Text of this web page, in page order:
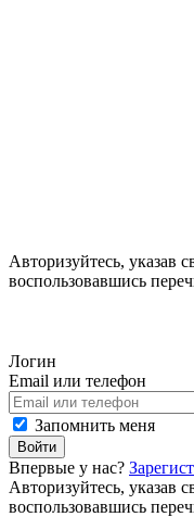
Авторизуйтесь, указав
воспользовавшись
Логин
Email или телефон
Запомнить меня
Войти
Впервые у нас?
Авторизуйтесь, указав
воспользовавшись